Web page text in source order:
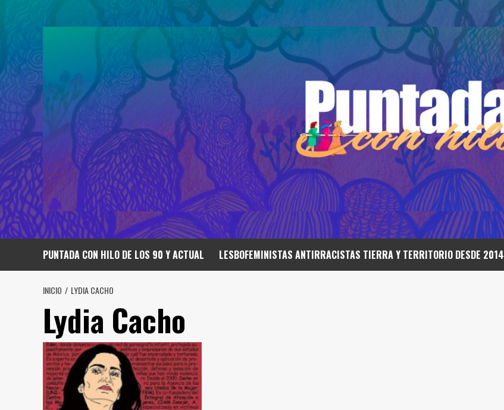
PUNTADA CON HILO DE LOS 90 Y ACTUAL LESBOFEMINISTAS ANTIRRACISTAS TIERRA Y TERRITORIO DESDE 2014
INICIO LYDIA CACHO
Lydia Cacho